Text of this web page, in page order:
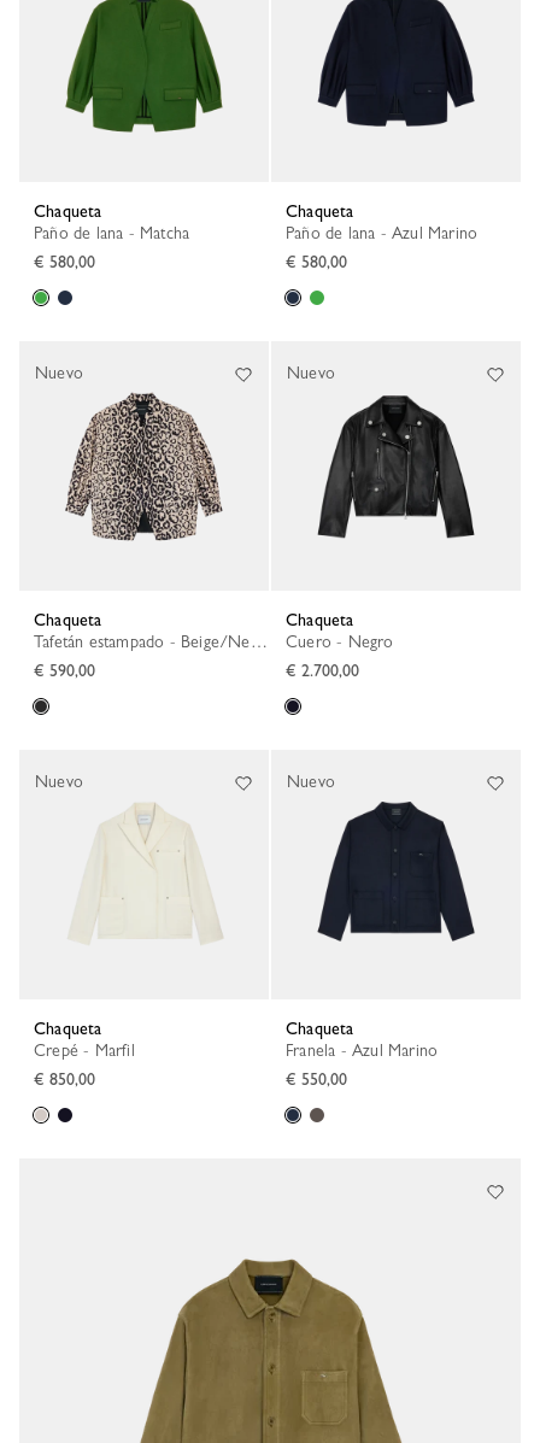
Chaqueta
Paño de lana - Matcha
€ 580,00
Chaqueta
Paño de lana - Azul Marino
€ 580,00
Chaqueta
Tafetán estampado - Beige/Negro
€ 590,00
Nuevo
Chaqueta
Cuero - Negro
€ 2.700,00
Nuevo
Chaqueta
Crepé - Marfil
€ 850,00
Nuevo
Chaqueta
Franela - Azul Marino
€ 550,00
Nuevo